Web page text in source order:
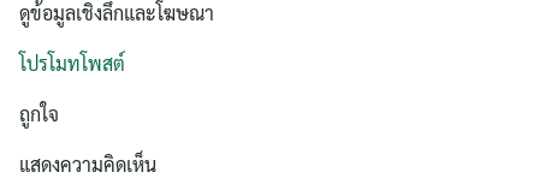
ค้นหา
ดูข้อมูลเชิงลึกและโฆษณา
โปรโมทโพสต์
ถูกใจ
แสดงความคิดเห็น